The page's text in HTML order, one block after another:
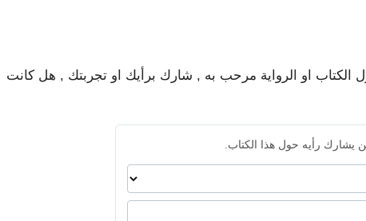
الكتاب او الرواية مرحب به , شارك برأيك او تجربتك , هل كانت
رأيه حول هذا الكتاب.